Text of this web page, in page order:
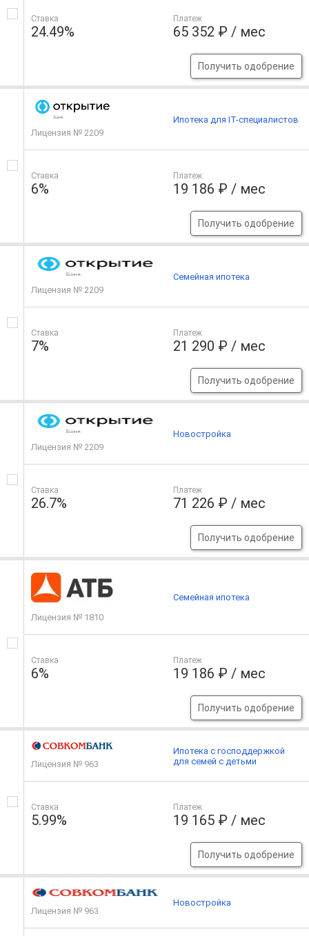
Ставка
24.49%
Платеж
65 352 ₽ / мес
Получить одобрение
Лицензия № 2209
Ставка
6%
Платеж
19 186 ₽ / мес
Получить одобрение
Ипотека для IT-специалистов
Лицензия № 2209
Ставка
7%
Платеж
21 290 ₽ / мес
Получить одобрение
Семейная ипотека
Лицензия № 2209
Ставка
26.7%
Платеж
71 226 ₽ / мес
Получить одобрение
Новостройка
Лицензия № 1810
Ставка
6%
Платеж
19 186 ₽ / мес
Получить одобрение
Семейная ипотека
Лицензия № 963
Ставка
5.99%
Платеж
19 165 ₽ / мес
Получить одобрение
Ипотека с господдержкой
для семей с детьми
Лицензия № 963
Новостройка